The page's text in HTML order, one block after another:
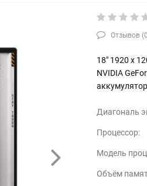
Отзывов (0
18" 1920 x
NVIDIA
Диагональ
Процессор:
Модель
Объём